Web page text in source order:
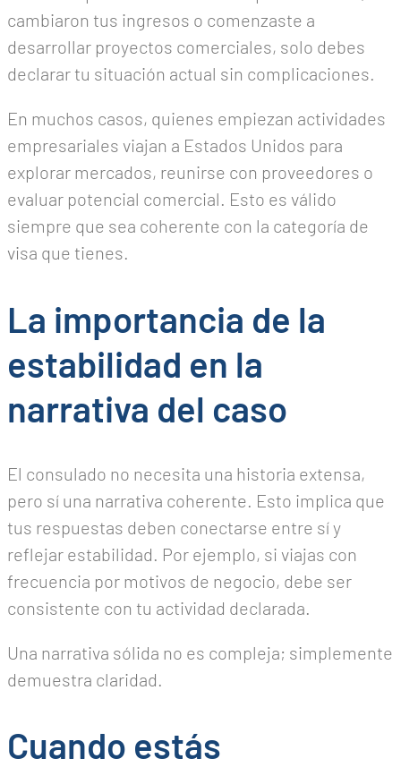
cambiaron tus ingresos o comenzaste a
desarrollar proyectos comerciales, solo debes
declarar tu situación actual sin complicaciones.
En muchos casos, quienes empiezan actividades
empresariales viajan a Estados Unidos para
explorar mercados, reunirse con proveedores o
evaluar potencial comercial. Esto es válido
siempre que sea coherente con la categoría de
visa que tienes.
La importancia de la
estabilidad en la
narrativa del caso
El consulado no necesita una historia extensa,
pero sí una narrativa coherente. Esto implica que
tus respuestas deben conectarse entre sí y
reflejar estabilidad. Por ejemplo, si viajas con
frecuencia por motivos de negocio, debe ser
consistente con tu actividad declarada.
Una narrativa sólida no es compleja; simplemente
demuestra claridad.
Cuando estás